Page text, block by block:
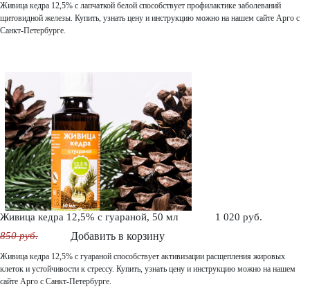
Живица кедра 12,5% с лапчаткой белой способствует профилактике заболеваний
щитовидной железы. Купить, узнать цену и инструкцию можно на нашем сайте Арго с
Санкт-Петербурге.
Живица кедра 12,5% с гуараной, 50 мл
1 020 руб.
850 руб.
Добавить в корзину
Живица кедра 12,5% с гуараной способствует активизации расщепления жировых
клеток и устойчивости к стрессу. Купить, узнать цену и инструкцию можно на нашем
сайте Арго с Санкт-Петербурге.